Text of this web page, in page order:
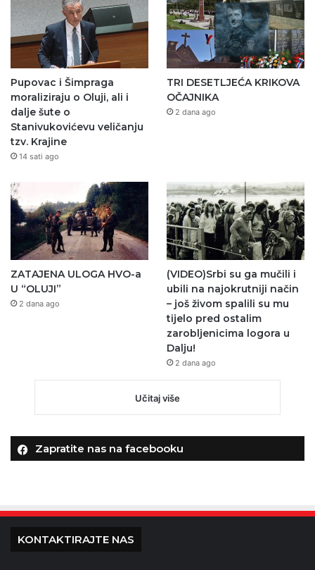
Pupovac i Šimpraga
moraliziraju o Oluji, ali i
dalje šute o
Stanivukovićevu veličanju
tzv. Krajine
14 sati ago
TRI DESETLJEĆA KRIKOVA
OČAJNIKA
2 dana ago
ZATAJENA ULOGA HVO-a
U “OLUJI”
2 dana ago
(VIDEO)Srbi su ga mučili i
ubili na najokrutniji način
– još živom spalili su mu
tijelo pred ostalim
zarobljenicima logora u
Dalju!
2 dana ago
Učitaj više
Zapratite nas na facebooku
KONTAKTIRAJTE NAS